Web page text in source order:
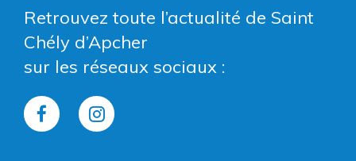
Retrouvez toute l’actualité de Saint
Chély d’Apcher
sur les réseaux sociaux :
Lien
Lien